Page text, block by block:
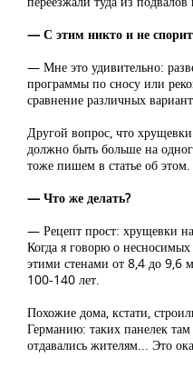
— С этим никто и не
— Мне это удивительно:
программы по сносу или
сравнение различных
Другой вопрос, что хрущевки
должно быть больше на
тоже пишем в статье об этом.
— Что же делать?
— Рецепт прост: хрущевки
Когда я говорю о
этими стенами от 8,4 до 9,6
100-140 лет.
Похожие дома, кстати,
Германию: таких панелек
отдавались жителям... Это